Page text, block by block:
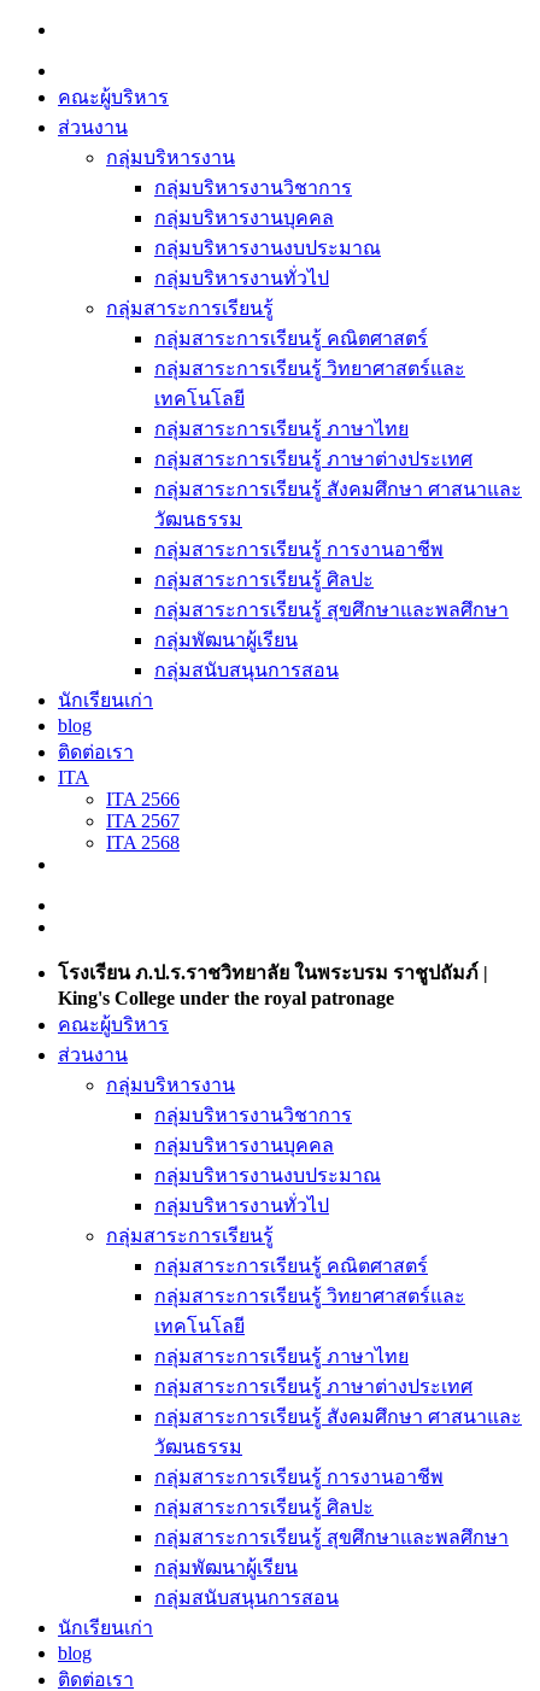
Skip
content
คณะผู้บริหาร
ส่วนงาน
กลุ่มบริหารงาน
กลุ่มบริหารงานวิชาการ
กลุ่มบริหารงานบุคคล
กลุ่มบริหารงานงบประมาณ
กลุ่มบริหารงานทั่วไป
กลุ่มสาระการเรียนรู้
กลุ่มสาระการเรียนรู้ คณิตศาสตร์
กลุ่มสาระการเรียนรู้ วิทยาศาสตร์และ
เทคโนโลยี
กลุ่มสาระการเรียนรู้ ภาษาไทย
กลุ่มสาระการเรียนรู้ ภาษาต่างประเทศ
กลุ่มสาระการเรียนรู้ สังคมศึกษา ศาสนาและ
วัฒนธรรม
กลุ่มสาระการเรียนรู้ การงานอาชีพ
กลุ่มสาระการเรียนรู้ ศิลปะ
กลุ่มสาระการเรียนรู้ สุขศึกษาและพลศึกษา
กลุ่มพัฒนาผู้เรียน
กลุ่มสนับสนุนการสอน
นักเรียนเก่า
blog
ติดต่อเรา
ITA
ITA 2566
ITA 2567
ITA 2568
โรงเรียน ภ.ป.ร.ราชวิทยาลัย ในพระบรม ราชูปถัมภ์ |
King's College under the royal patronage
คณะผู้บริหาร
ส่วนงาน
กลุ่มบริหารงาน
กลุ่มบริหารงานวิชาการ
กลุ่มบริหารงานบุคคล
กลุ่มบริหารงานงบประมาณ
กลุ่มบริหารงานทั่วไป
กลุ่มสาระการเรียนรู้
กลุ่มสาระการเรียนรู้ คณิตศาสตร์
กลุ่มสาระการเรียนรู้ วิทยาศาสตร์และ
เทคโนโลยี
กลุ่มสาระการเรียนรู้ ภาษาไทย
กลุ่มสาระการเรียนรู้ ภาษาต่างประเทศ
กลุ่มสาระการเรียนรู้ สังคมศึกษา ศาสนาและ
วัฒนธรรม
กลุ่มสาระการเรียนรู้ การงานอาชีพ
กลุ่มสาระการเรียนรู้ ศิลปะ
กลุ่มสาระการเรียนรู้ สุขศึกษาและพลศึกษา
กลุ่มพัฒนาผู้เรียน
กลุ่มสนับสนุนการสอน
นักเรียนเก่า
blog
ติดต่อเรา